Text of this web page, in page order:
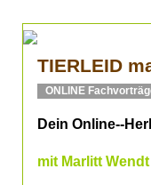
TIERLEID
ONLINE
Dein Online--
mit Marlitt Wendt